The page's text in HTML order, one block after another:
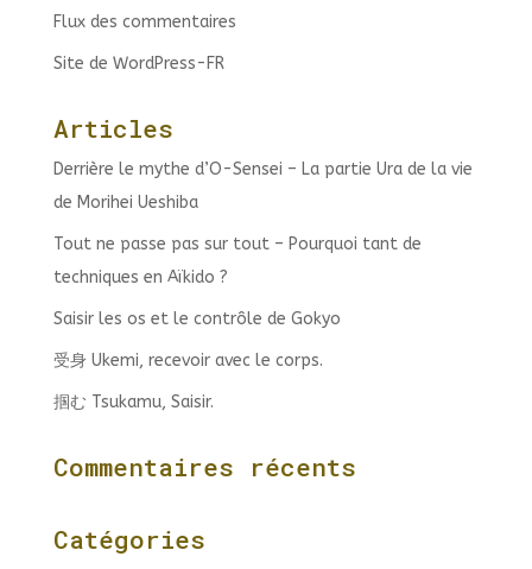
Flux des commentaires
Site de WordPress-FR
Articles
Derrière le mythe d’O-Sensei – La partie Ura de la vie
de Morihei Ueshiba
Tout ne passe pas sur tout – Pourquoi tant de
techniques en Aïkido ?
Saisir les os et le contrôle de Gokyo
受身 Ukemi, recevoir avec le corps.
掴む Tsukamu, Saisir.
Commentaires récents
Catégories